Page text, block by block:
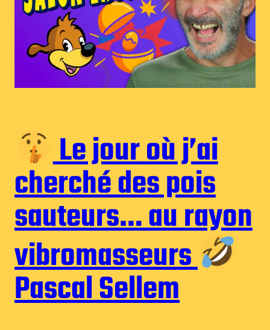
Le jour où j’ai
cherché des pois
sauteurs… au rayon
vibromasseurs
Pascal Sellem